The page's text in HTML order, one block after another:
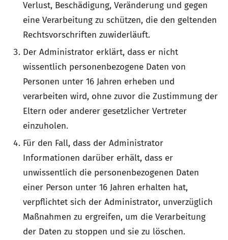
Verlust, Beschädigung, Veränderung und gegen
eine Verarbeitung zu schützen, die den geltenden
Rechtsvorschriften zuwiderläuft.
Der Administrator erklärt, dass er nicht
wissentlich personenbezogene Daten von
Personen unter 16 Jahren erheben und
verarbeiten wird, ohne zuvor die Zustimmung der
Eltern oder anderer gesetzlicher Vertreter
einzuholen.
Für den Fall, dass der Administrator
Informationen darüber erhält, dass er
unwissentlich die personenbezogenen Daten
einer Person unter 16 Jahren erhalten hat,
verpflichtet sich der Administrator, unverzüglich
Maßnahmen zu ergreifen, um die Verarbeitung
der Daten zu stoppen und sie zu löschen.